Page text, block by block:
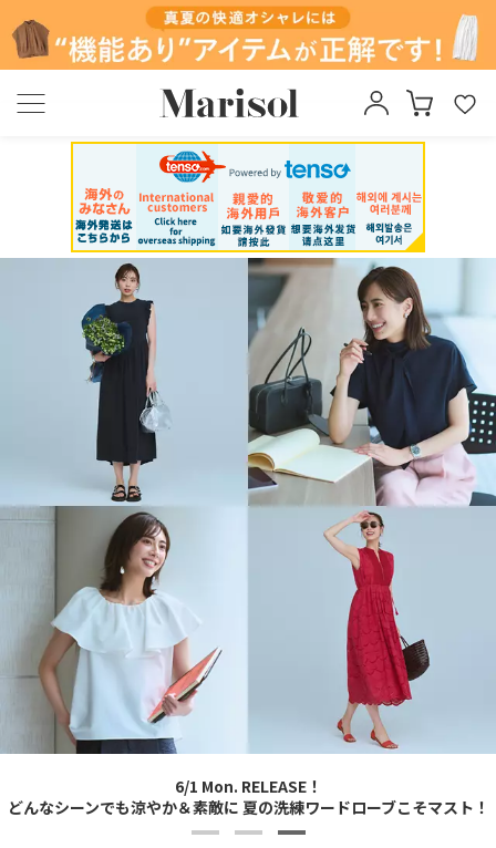
6/1 Mon. RELEASE！
どんなシーンでも涼やか＆素敵に 夏の洗練ワードローブこそマスト！
Marisol+ 9・10月号掲載商品をお届け！
「涼しい秋服」が欲しい！
Marisol+ 8月号掲載商品をお届け！
＼着るだけで様になる／真夏こそ「秒映え服」が味方！
6/1 Mon. RELEASE！
どんなシーンでも涼やか＆素敵に 夏の洗練ワードローブこそマスト！
Marisol+ 9・10月号掲載商品をお届け！
「涼しい秋服」が欲しい！